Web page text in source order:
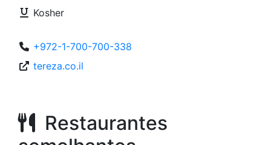
Kosher
+972-1-700-700-338
tereza.co.il
Restaurantes